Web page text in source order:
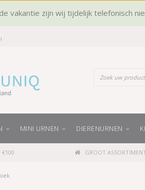
vakantie zijn wij tijdelijk telefonisch
MINI URNEN DIERENURNEN
€100 GROOT